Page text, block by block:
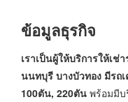
ข้อมูลธุรกิจ
เราเป็นผู้ให้บริการให้เ
นนทบุรี บางบัวทอง มีรถเ
100ตัน, 220ตัน พร้อมมี